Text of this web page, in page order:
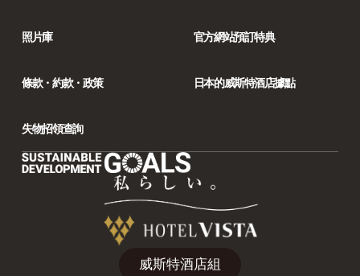
照片庫 官方網站預訂特典
條款・約款・政策 日本的威斯特酒店據點
失物招領查詢
威斯特酒店組